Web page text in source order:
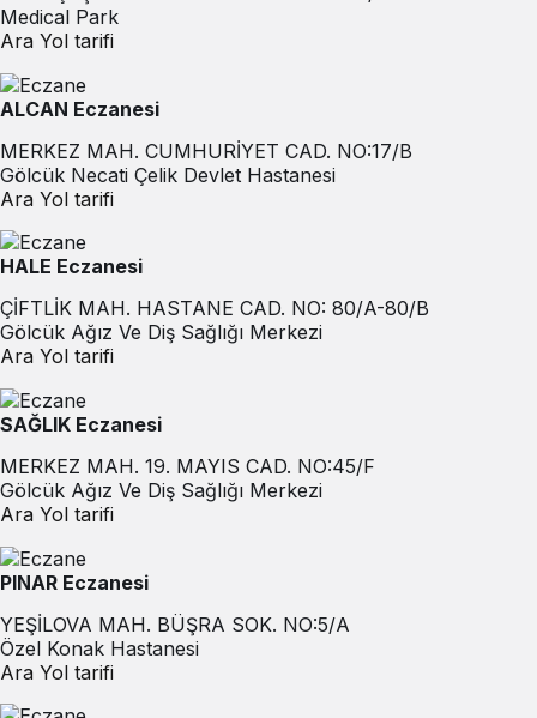
Medical Park
Ara Yol tarifi
ALCAN Eczanesi
MERKEZ MAH. CUMHURİYET CAD. NO:17/B
Gölcük Necati Çelik Devlet Hastanesi
Ara Yol tarifi
HALE Eczanesi
ÇİFTLİK MAH. HASTANE CAD. NO: 80/A-80/B
Gölcük Ağız Ve Diş Sağlığı Merkezi
Ara Yol tarifi
SAĞLIK Eczanesi
MERKEZ MAH. 19. MAYIS CAD. NO:45/F
Gölcük Ağız Ve Diş Sağlığı Merkezi
Ara Yol tarifi
PINAR Eczanesi
YEŞİLOVA MAH. BÜŞRA SOK. NO:5/A
Özel Konak Hastanesi
Ara Yol tarifi